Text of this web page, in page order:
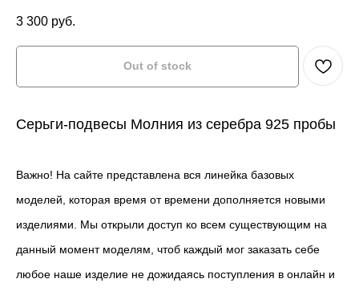
3 300 руб.
Out of stock
Серьги-подвесы Молния из серебра 925 пробы
Важно! На сайте представлена вся линейка базовых
моделей, которая время от времени дополняется новыми
изделиями. Мы открыли доступ ко всем существующим на
данный момент моделям, чтоб каждый мог заказать себе
любое наше изделие не дожидаясь поступления в онлайн и